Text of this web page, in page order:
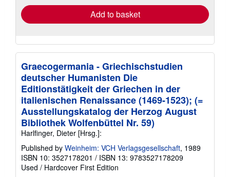
Add to basket
Graecogermania - Griechischstudien
deutscher Humanisten Die
Editionstätigkeit der Griechen in der
italienischen Renaissance (1469-1523); (=
Ausstellungskatalog der Herzog August
Bibliothek Wolfenbüttel Nr. 59)
Harlfinger, Dieter [Hrsg.]:
Published by Weinheim: VCH Verlagsgesellschaft, 1989
ISBN 10: 3527178201 / ISBN 13: 9783527178209
Used / Hardcover First Edition